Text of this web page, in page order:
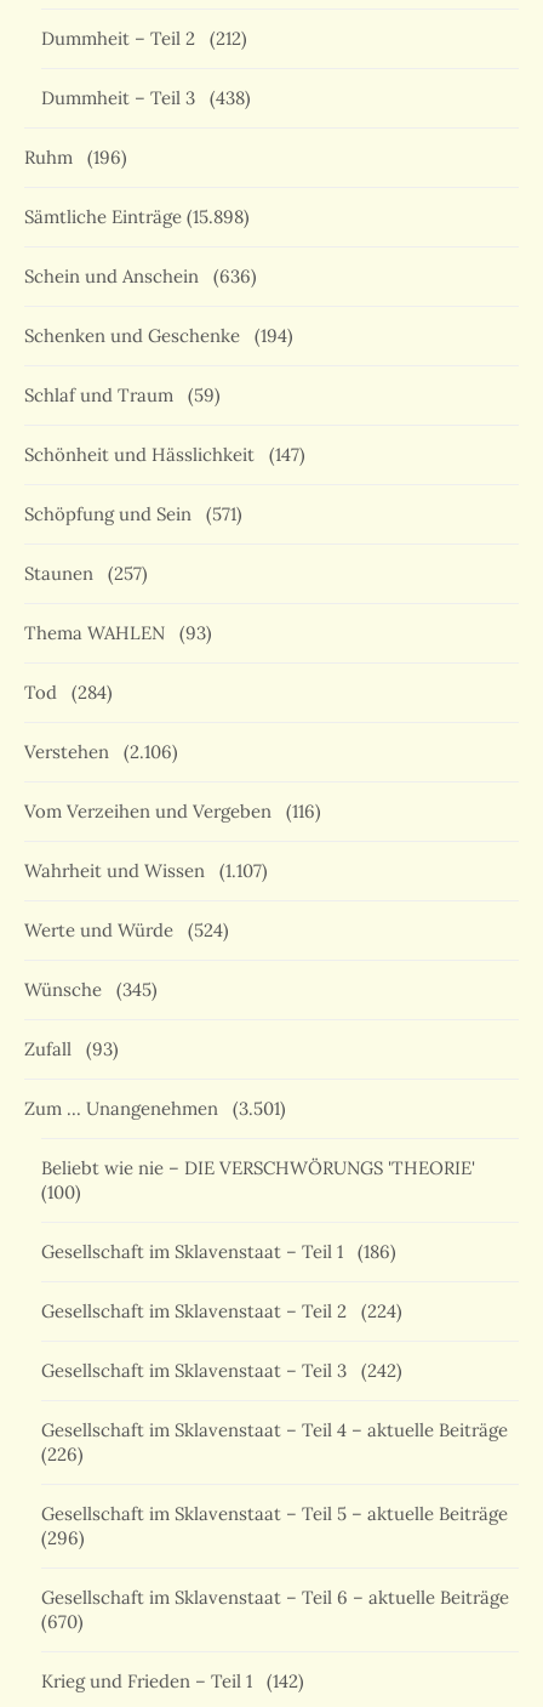
Dummheit – Teil 2 (212)
Dummheit – Teil 3 (438)
Ruhm (196)
Sämtliche Einträge (15.898)
Schein und Anschein (636)
Schenken und Geschenke (194)
Schlaf und Traum (59)
Schönheit und Hässlichkeit (147)
Schöpfung und Sein (571)
Staunen (257)
Thema WAHLEN (93)
Tod (284)
Verstehen (2.106)
Vom Verzeihen und Vergeben (116)
Wahrheit und Wissen (1.107)
Werte und Würde (524)
Wünsche (345)
Zufall (93)
Zum … Unangenehmen (3.501)
Beliebt wie nie – DIE VERSCHWÖRUNGS 'THEORIE'
(100)
Gesellschaft im Sklavenstaat – Teil 1 (186)
Gesellschaft im Sklavenstaat – Teil 2 (224)
Gesellschaft im Sklavenstaat – Teil 3 (242)
Gesellschaft im Sklavenstaat – Teil 4 – aktuelle Beiträge
(226)
Gesellschaft im Sklavenstaat – Teil 5 – aktuelle Beiträge
(296)
Gesellschaft im Sklavenstaat – Teil 6 – aktuelle Beiträge
(670)
Krieg und Frieden – Teil 1 (142)